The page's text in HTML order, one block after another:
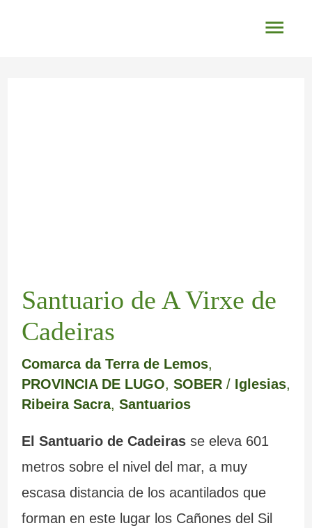
Santuario de A Virxe de
Cadeiras
Comarca da Terra de Lemos,
PROVINCIA DE LUGO, SOBER/ Iglesias,
Ribeira Sacra, Santuarios
El Santuario de Cadeiras se eleva 601
metros sobre el nivel del mar, a muy
escasa distancia de los acantilados que
forman en este lugar los Cañones del Sil